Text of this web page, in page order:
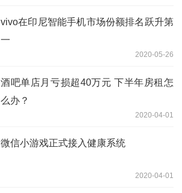
vivo在印尼智能手机市场份额排名跃升第
一
2020-05-26
酒吧单店月亏损超40万元 下半年房租怎
么办？
2020-04-01
微信小游戏正式接入健康系统
2020-04-01